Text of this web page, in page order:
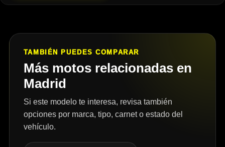
TAMBIÉN PUEDES COMPARAR
Más motos relacionadas en
Madrid
Si este modelo te interesa, revisa también
opciones por marca, tipo, carnet o estado del
vehículo.